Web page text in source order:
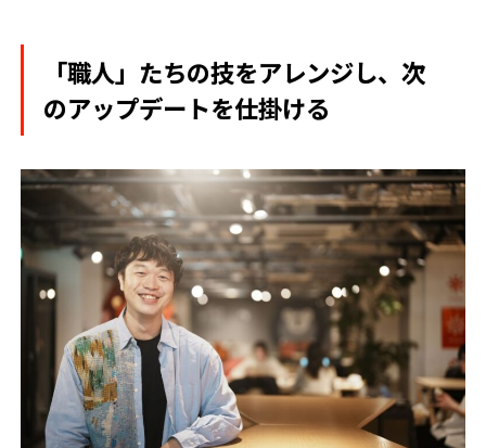
「職人」たちの技をアレンジし、次
のアップデートを仕掛ける